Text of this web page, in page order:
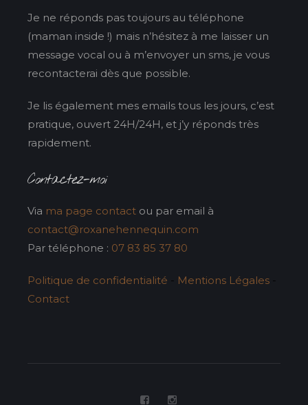
Je ne réponds pas toujours au téléphone
(maman inside !) mais n’hésitez à me laisser un
message vocal ou à m’envoyer un sms, je vous
recontacterai dès que possible.
Je lis également mes emails tous les jours, c’est
pratique, ouvert 24H/24H, et j’y réponds très
rapidement.
Contactez-moi
Via ma page contact ou par email à
contact@roxanehennequin.com
Par téléphone : 07 83 85 37 80
Politique de confidentialité - Mentions Légales -
Contact